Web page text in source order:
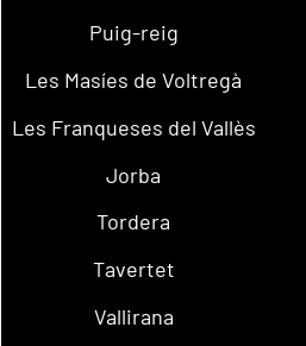
Puig-reig
Les Masíes de Voltregà
Les Franqueses del Vallès
Jorba
Tordera
Tavertet
Vallirana